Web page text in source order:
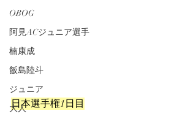
OBOG
阿見ACジュニア選手
楠康成
飯島陸斗
ジュニア
大人
日本選手権1日目